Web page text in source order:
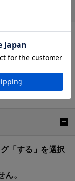
「する」を選択
。